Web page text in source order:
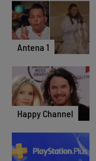
Antena 1
Happy Channel